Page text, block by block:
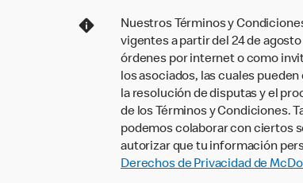
Nuestros Términos y
vigentes a partir del 24 de
órdenes por internet o como
los asociados, las cuales
la resolución de disputas y el
de los Términos y Condiciones.
podemos colaborar con ciertos
autorizar que tu información
Derechos de Privacidad de